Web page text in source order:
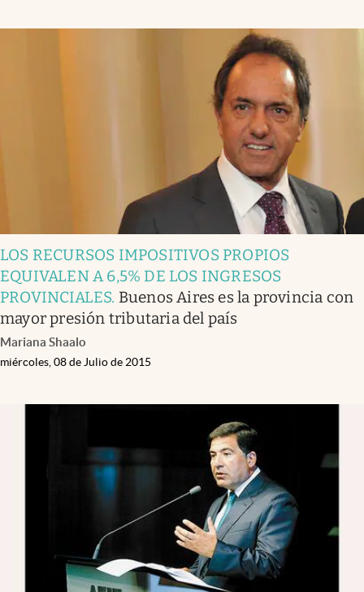
LOS RECURSOS IMPOSITIVOS PROPIOS
EQUIVALEN A 6,5% DE LOS INGRESOS
PROVINCIALES. Buenos Aires es la provincia con
mayor presión tributaria del país
Mariana Shaalo
miércoles, 08 de Julio de 2015